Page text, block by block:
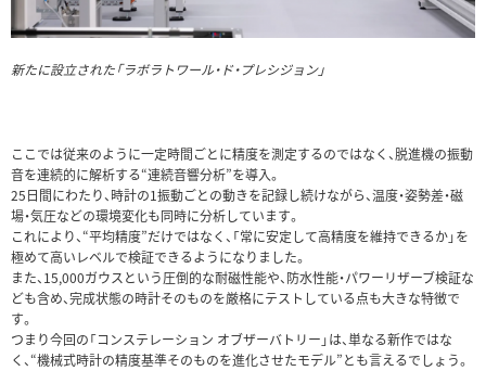
新たに設立された「ラボラトワール・ド・プレシジョン」
ここでは従来のように一定時間ごとに精度を測定するのではなく、脱進機の振動
音を連続的に解析する“連続音響分析”を導入。
25日間にわたり、時計の1振動ごとの動きを記録し続けながら、温度・姿勢差・磁
場・気圧などの環境変化も同時に分析しています。
これにより、“平均精度”だけではなく、「常に安定して高精度を維持できるか」を
極めて高いレベルで検証できるようになりました。
また、15,000ガウスという圧倒的な耐磁性能や、防水性能・パワーリザーブ検証な
ども含め、完成状態の時計そのものを厳格にテストしている点も大きな特徴で
す。
つまり今回の「コンステレーション オブザーバトリー」は、単なる新作ではな
く、“機械式時計の精度基準そのものを進化させたモデル”とも言えるでしょう。